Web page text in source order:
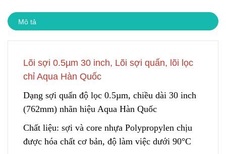
Mô tả
Lõi sợi 0.5µm 30 inch, Lõi sợi quấn, lõi lọc
chỉ Aqua Hàn Quốc
Dạng sợi quấn độ lọc 0.5µm, chiều dài 30 inch
(762mm) nhãn hiệu Aqua Hàn Quốc
Chất liệu: sợi và core nhựa Polypropylen chịu
được hóa chất cơ bản, độ làm việc dưới 90°C